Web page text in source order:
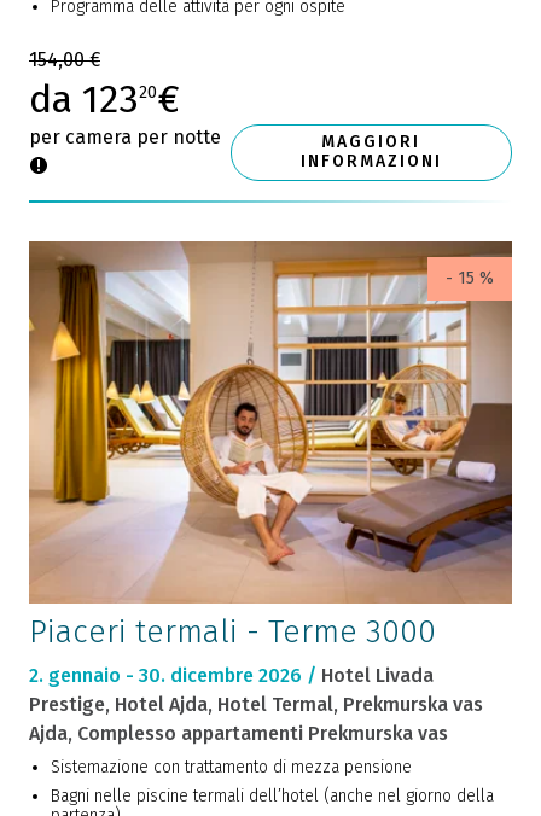
Programma delle attività per ogni ospite
154,00 €
da 12320€
per camera per notte
MAGGIORI
INFORMAZIONI
- 15 %
Piaceri termali - Terme 3000
2. gennaio - 30. dicembre 2026 / Hotel Livada
Prestige, Hotel Ajda, Hotel Termal, Prekmurska vas
Ajda, Complesso appartamenti Prekmurska vas
Sistemazione con trattamento di mezza pensione
Bagni nelle piscine termali dell’hotel (anche nel giorno della